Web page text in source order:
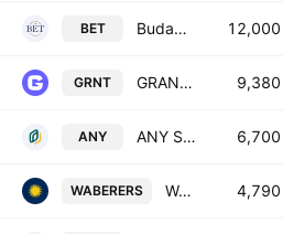
BET Budapest Stock Exchange Plc 12,000
GRNT GRANIT Bank Nyilvanosan Mukodo Reszvenytarsasag 9,380
ANY ANY Security Printing Co. Plc 6,700
WABERERS WABERER'S INTERNATIONAL NYRT. 4,790